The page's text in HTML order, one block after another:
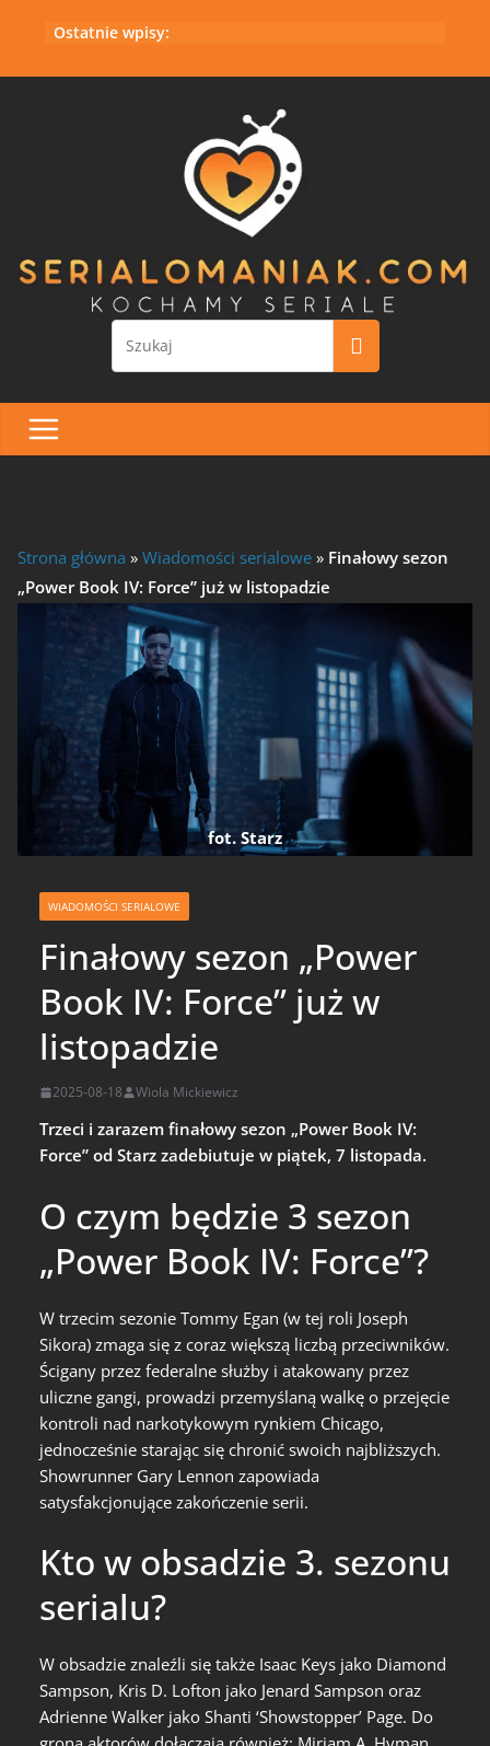
Ostatnie wpisy:
Strona główna » Wiadomości serialowe » Finałowy sezon
„Power Book IV: Force” już w listopadzie
fot. Starz
WIADOMOŚCI SERIALOWE
Finałowy sezon „Power
Book IV: Force” już w
listopadzie
2025-08-18 Wiola Mickiewicz
Trzeci i zarazem finałowy sezon „Power Book IV:
Force” od Starz zadebiutuje w piątek, 7 listopada.
O czym będzie 3 sezon
„Power Book IV: Force”?
W trzecim sezonie Tommy Egan (w tej roli Joseph
Sikora) zmaga się z coraz większą liczbą przeciwników.
Ścigany przez federalne służby i atakowany przez
uliczne gangi, prowadzi przemyślaną walkę o przejęcie
kontroli nad narkotykowym rynkiem Chicago,
jednocześnie starając się chronić swoich najbliższych.
Showrunner Gary Lennon zapowiada
satysfakcjonujące zakończenie serii.
Kto w obsadzie 3. sezonu
serialu?
W obsadzie znaleźli się także Isaac Keys jako Diamond
Sampson, Kris D. Lofton jako Jenard Sampson oraz
Adrienne Walker jako Shanti ‘Showstopper’ Page. Do